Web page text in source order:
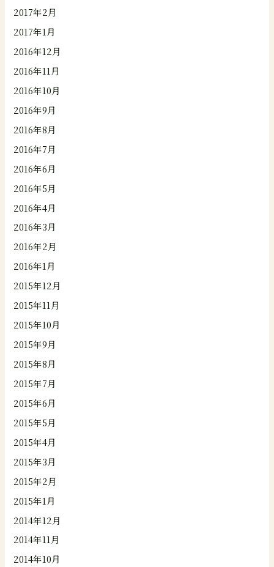
2017年2月
2017年1月
2016年12月
2016年11月
2016年10月
2016年9月
2016年8月
2016年7月
2016年6月
2016年5月
2016年4月
2016年3月
2016年2月
2016年1月
2015年12月
2015年11月
2015年10月
2015年9月
2015年8月
2015年7月
2015年6月
2015年5月
2015年4月
2015年3月
2015年2月
2015年1月
2014年12月
2014年11月
2014年10月